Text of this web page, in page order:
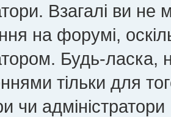
Взагалі ви
на форумі,
Будь-
тільки для
чи